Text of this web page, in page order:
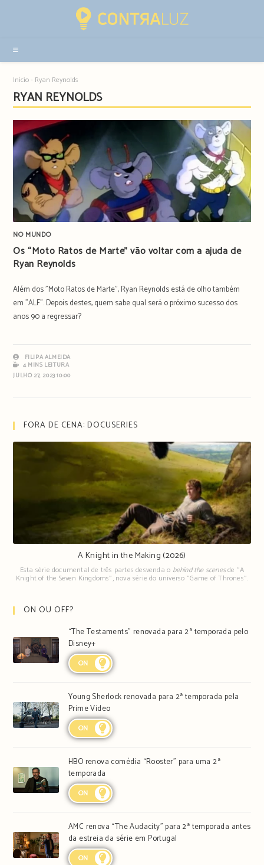
sidebar
Início- Ryan Reynolds
RYAN REYNOLDS
NO MUNDO
Os “Moto Ratos de Marte” vão voltar com a ajuda de
Ryan Reynolds
Além dos "Moto Ratos de Marte", Ryan Reynolds está de olho também
em "ALF". Depois destes, quem sabe qual será o próximo sucesso dos
anos 90 a regressar?
FILIPA ALMEIDA
4 MINS LEITURA
JULHO 27, 2023 10:00
FORA DE CENA: DOCUSERIES
A Knight in the Making (2026)
Esta série documental de três partes desvenda o behind the scenesde "A
Knight of the Seven Kingdoms", nova série do universo "Game of Thrones".
ON OU OFF?
“The Testaments” renovada para 2ª temporada pelo
Disney+
ON
Young Sherlock renovada para 2ª temporada pela
Prime Video
ON
HBO renova comédia “Rooster” para uma 2ª
temporada
ON
AMC renova “The Audacity” para 2ª temporada antes
da estreia da série em Portugal
ON